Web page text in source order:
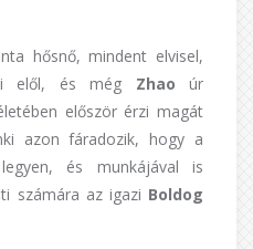
hősnő, mindent elvisel,
elől, és még Zhao úr
először érzi magát
azon fáradozik, hogy a
és munkájával is
számára az igazi Boldog